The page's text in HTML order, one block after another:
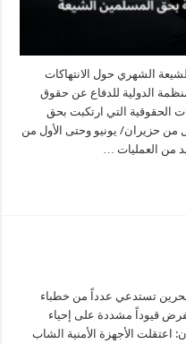
الشهري حول الانتهاكات
الدولية للدفاع عن حقوق
الحقوقية التي ارتكبت بحق
من حزيران/ يونيو وحتى الأول من
تستدعي عدداً من خطباء
قيوداً مشددة على إحياء
من الشبان: اعتقلت الأجهزة الأمنية الشاب